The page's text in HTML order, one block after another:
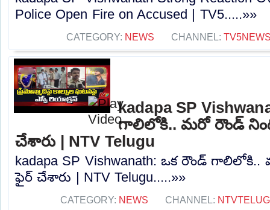
Police Open Fire on Accused | TV5.....»»
CATEGORY: NEWS CHANNEL:
kadapa SP
గాలిలోకి.. మరో రౌండ్
చేశారు | NTV Telugu
kadapa SP Vishwanath: ఒక రౌండ్
ఫైర్ చేశారు | NTV Telugu.....»»
CATEGORY: NEWS CHANNEL: